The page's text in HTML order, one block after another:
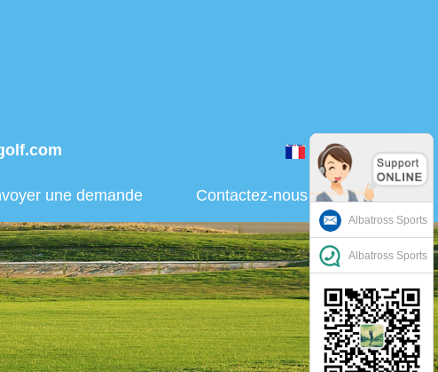
Français
une demande Contactez-nous
Albatross Sports
Albatross Sports